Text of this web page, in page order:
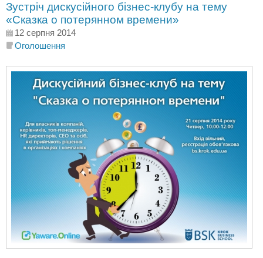
Зустріч дискусійного бізнес-клубу на тему
«Сказка о потерянном времени»
12 серпня 2014
Оголошення